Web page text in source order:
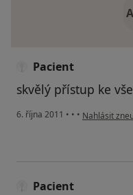
Pacient
skvělý přístup ke
6. října 2011 • • • podle názoru
Nahlásit
Pacient